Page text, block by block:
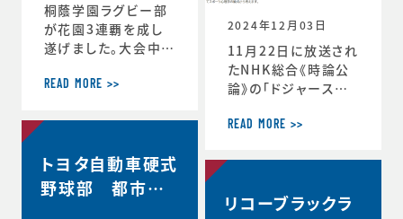
桐蔭学園ラグビー部
が花園3連覇を成し
遂げました。大会中の
＜12月30日 2回戦
G＞ 振り返りミーテ
る。これまで蓄積した
ものタフなゲームで
やってみる。主観的な
READ MORE >>
2024年12月03日
11月22日に放送され
たNHK総合《時論公
論》の「ドジャース大
MVP その意義は」内
意義 “最高の自分”を
今シーズン大谷選手
READ MORE >>
トヨタ自動車硬式
野球部 都市対
リコーブラックラ